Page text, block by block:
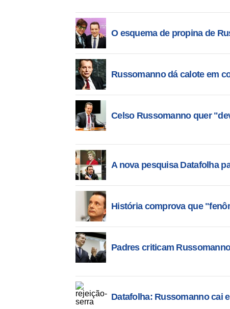
O esquema de propina de
Russomanno dá calote em
Celso Russomanno quer
A nova pesquisa Datafolha
História comprova que
Padres criticam
Datafolha: Russomanno cai